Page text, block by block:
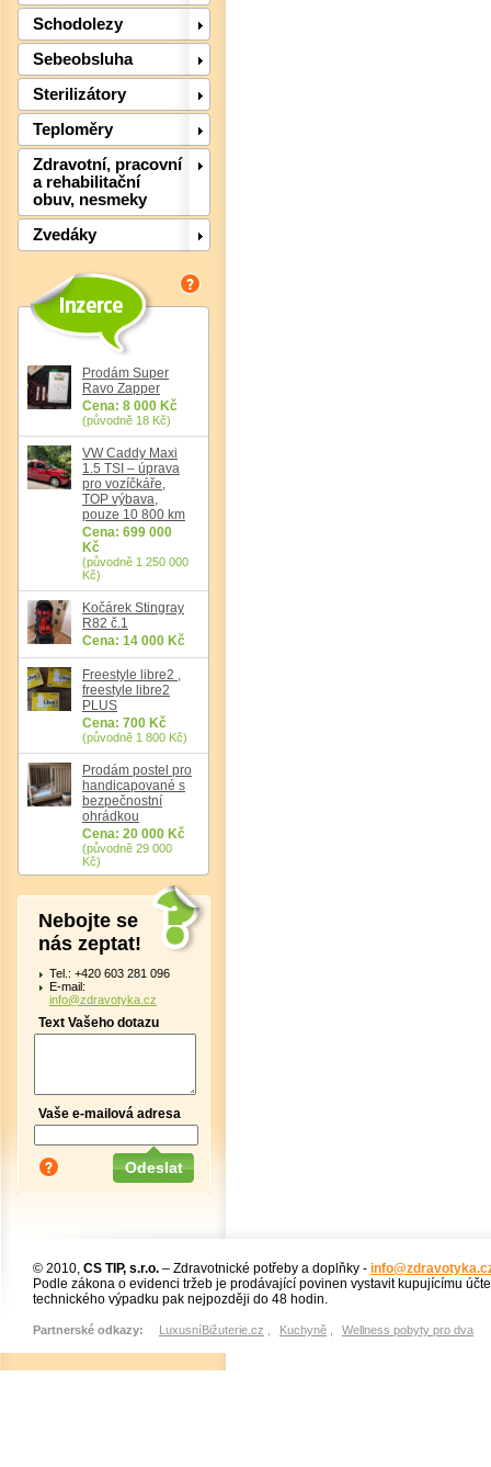
Schodolezy
Sebeobsluha
Sterilizátory
Teploměry
Zdravotní, pracovní
a rehabilitační
obuv, nesmeky
Zvedáky
Prodám Super
Ravo Zapper
Cena: 8 000 Kč
(původně 18 Kč)
VW Caddy Maxi
1.5 TSI – úprava
pro vozíčkáře,
TOP výbava,
pouze 10 800 km
Cena: 699 000
Kč
(původně 1 250 000
Kč)
Kočárek Stingray
R82 č.1
Cena: 14 000 Kč
Freestyle libre2 ,
freestyle libre2
PLUS
Cena: 700 Kč
(původně 1 800 Kč)
Prodám postel pro
handicapované s
bezpečnostní
ohrádkou
Cena: 20 000 Kč
(původně 29 000
Kč)
Nebojte se
nás zeptat!
Tel.: +420 603 281 096
E-mail:
info@zdravotyka.cz
Text Vašeho dotazu
Vaše e-mailová adresa
© 2010, CS TIP, s.r.o. – Zdravotnické potřeby a doplňky -
Podle zákona o evidenci tržeb je prodávající povinen vystavit kupujícímu
technického výpadku pak nejpozději do 48 hodin.
Partnerské odkazy: LuxusníBižuterie.cz Kuchyně Wellness pobyty pro dva